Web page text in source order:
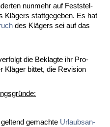
nun­mehr auf Fest­stel­
Klägers statt­ge­ge­ben. Es hat
des Klägers sei auf das
die Be­klag­te ihr Pro­
Kläger bit­tet, die Re­vi­si­on
ge­mach­te Ur­laubs­an­